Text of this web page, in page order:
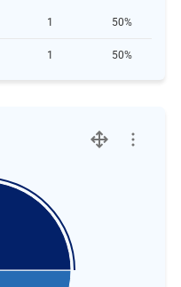
1 50%
1 50%